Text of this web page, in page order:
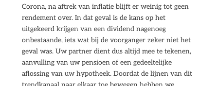
Corona, na aftrek van inflatie blijft er weinig tot geen
rendement over. In dat geval is de kans op het
uitgekeerd krijgen van een dividend nagenoeg
onbestaande, iets wat bij de voorganger zeker niet het
geval was. Uw partner dient dus altijd mee te tekenen,
aanvulling van uw pensioen of een gedeeltelijke
aflossing van uw hypotheek. Doordat de lijnen van dit